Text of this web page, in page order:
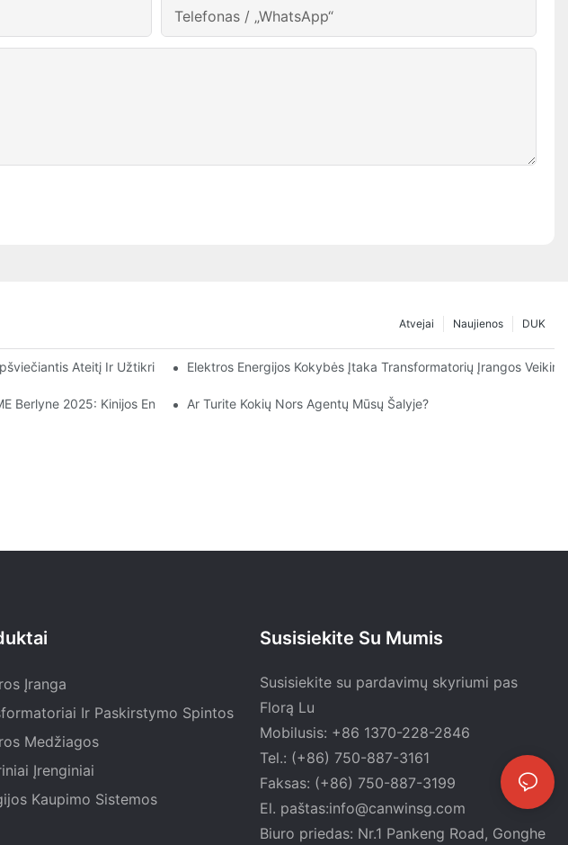
Telefonas / „WhatsApp“
DUK
Naujienos
Atvejai
Ateitį Ir Užtikrinantis Saugumą!Elektros Energijos Kokybės Įtaka Transformatorių Įrangos
Pjaustymas Pagal Ilgį + 2in1 Krovimo Mašina.
Berlyne 2025: Kinijos Energija – Elektros Energijos Ateities Varomoji Jėga
Ar Turite Kokių Nors Agentų Mūsų Šalyje?
Įranga
Ir Paskirstymo Spintos
Medžiagos
Įrenginiai
Kaupimo Sistemos
Susisiekite Su Mumis
Susisiekite su pardavimų skyriumi pas
Florą Lu
Mobilusis: +86 1370-228-2846
Tel.: (+86) 750-887-3161
Faksas: (+86) 750-887-3199
El. paštas:info@canwinsg.com
Biuro priedas: Nr.1 ​​Pankeng Road, Gonghe